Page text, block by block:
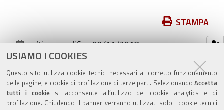
USIAMO I COOKIES
Questo sito utilizza cookie tecnici necessari al corretto funzionamento
delle pagine, e cookie di profilazione di terze parti. Selezionando Accetta
tutti i cookiesi acconsente all’utilizzo dei cookie analytics e di
profilazione. Chiudendo il banner verranno utilizzati solo i cookie tecnici
STAMPA
ultima modifica09/11/2018
Valuta questo sito